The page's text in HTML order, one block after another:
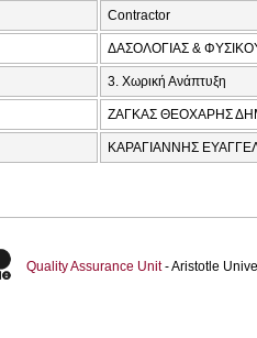
Contractor
ΔΑΣΟΛΟΓΙΑΣ &
3. Χωρική Ανάπτυξη
ΖΑΓΚΑΣ ΘΕΟΧΑΡΗΣ
ΚΑΡΑΓΙΑΝΝΗΣ
Quality Assurance Unit- Aristotle